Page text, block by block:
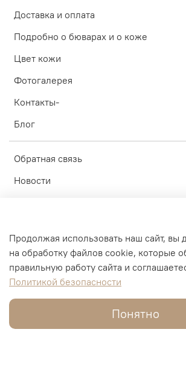
Доставка и оплата
Подробно о бюварах и о коже
Цвет кожи
Фотогалерея
Контакты-
Блог
Обратная связь
Новости
Политика конфиденциальности
Пользовательское соглашение
© ИП Блинков А.А. 2010-2026
Интернет-магазин создан на inSales
Продолжая использовать наш сайт, вы
на обработку файлов cookie, которые
правильную работу сайта и
Политикой безопасности
Понятно